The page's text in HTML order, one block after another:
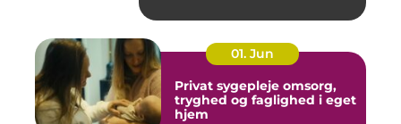
01. Jun
Privat sygepleje omsorg,
tryghed og faglighed i eget
hjem